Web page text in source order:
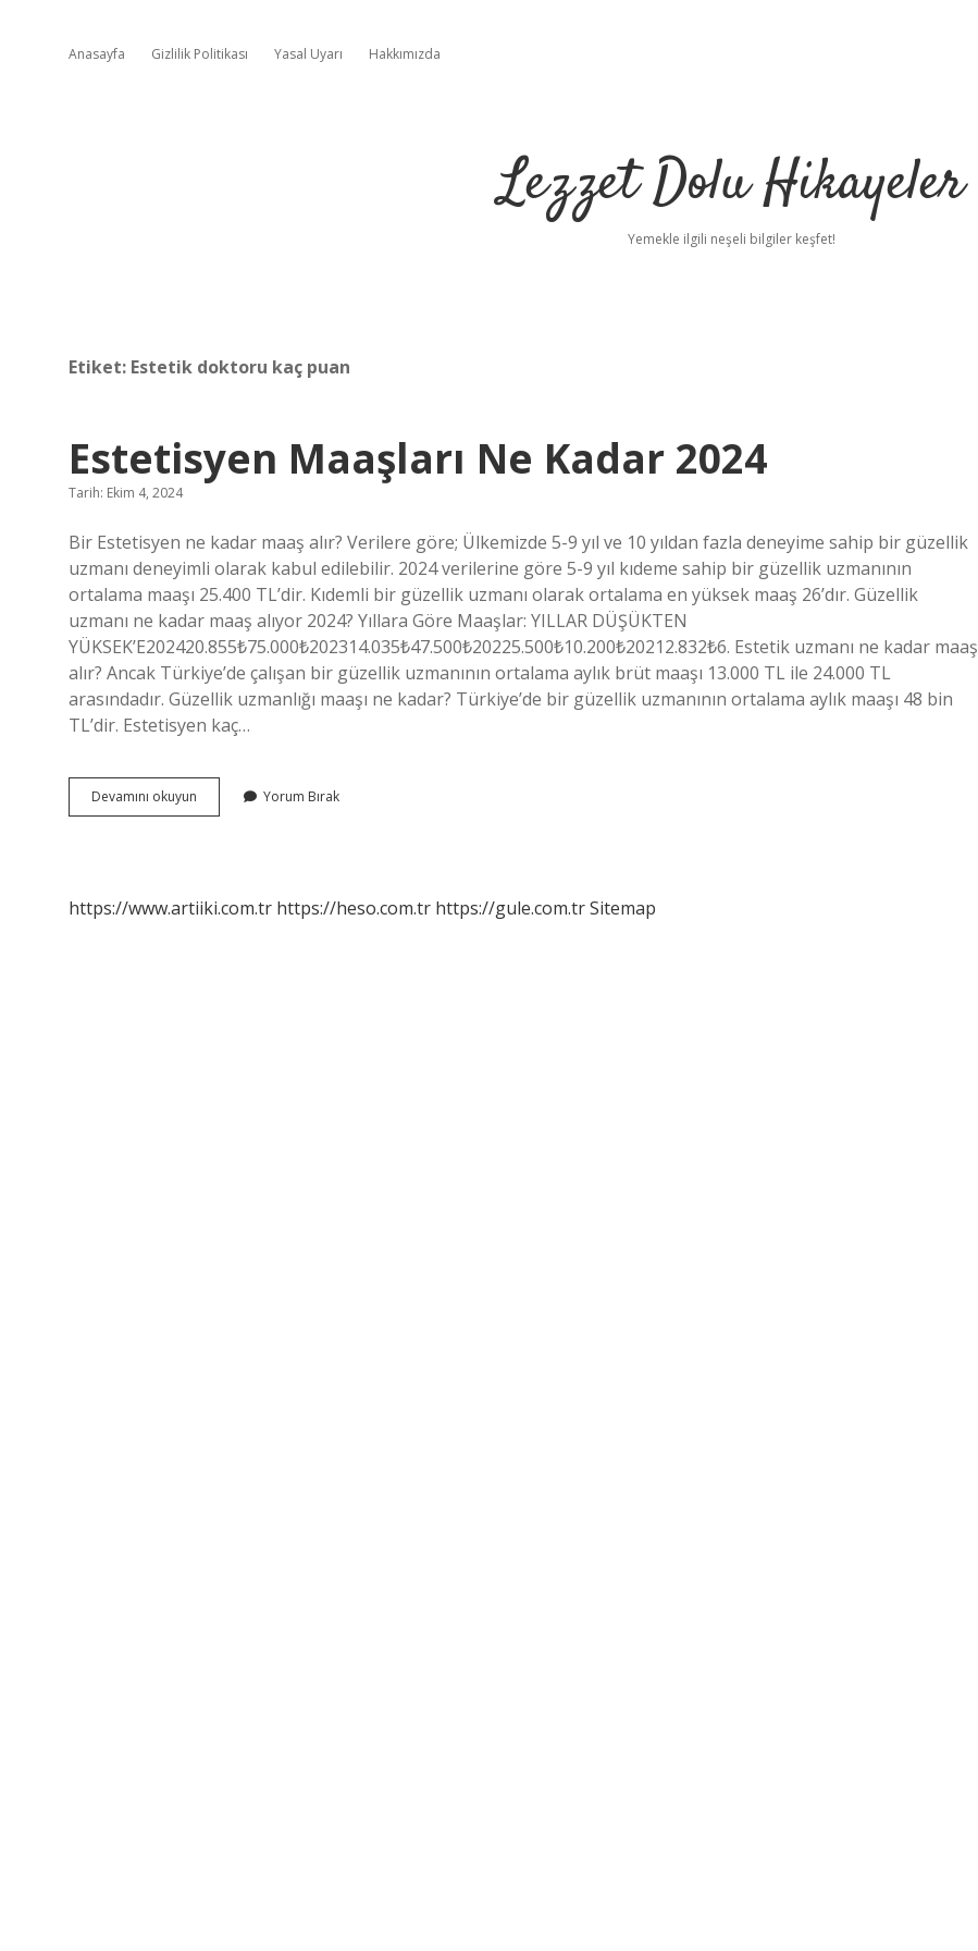
Anasayfa Gizlilik Politikası Yasal Uyarı Hakkımızda
Lezzet Dolu Hikayeler
Yemekle ilgili neşeli bilgiler keşfet!
Etiket: Estetik doktoru kaç puan
Estetisyen Maaşları Ne Kadar 2024
Tarih: Ekim 4, 2024
Bir Estetisyen ne kadar maaş alır? Verilere göre; Ülkemizde 5-9 yıl ve 10 yıldan fazla deneyime sahip bir güzellik
uzmanı deneyimli olarak kabul edilebilir. 2024 verilerine göre 5-9 yıl kıdeme sahip bir güzellik uzmanının
ortalama maaşı 25.400 TL’dir. Kıdemli bir güzellik uzmanı olarak ortalama en yüksek maaş 26’dır. Güzellik
uzmanı ne kadar maaş alıyor 2024? Yıllara Göre Maaşlar: YILLAR DÜŞÜKTEN
YÜKSEK’E202420.855₺75.000₺202314.035₺47.500₺20225.500₺10.200₺20212.832₺6. Estetik uzmanı ne kadar maaş
alır? Ancak Türkiye’de çalışan bir güzellik uzmanının ortalama aylık brüt maaşı 13.000 TL ile 24.000 TL
arasındadır. Güzellik uzmanlığı maaşı ne kadar? Türkiye’de bir güzellik uzmanının ortalama aylık maaşı 48 bin
TL’dir. Estetisyen kaç…
Devamını okuyun Estetisyen
Maaşları
Yorum Bırak
https://www.artiiki.com.tr https://heso.com.tr https://gule.com.trSitemap